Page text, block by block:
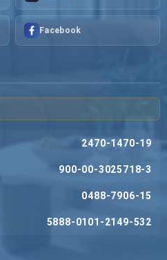
Facebook
2470-1470-19
900-00-3025718-3
0488-7906-15
5888-0101-2149-532